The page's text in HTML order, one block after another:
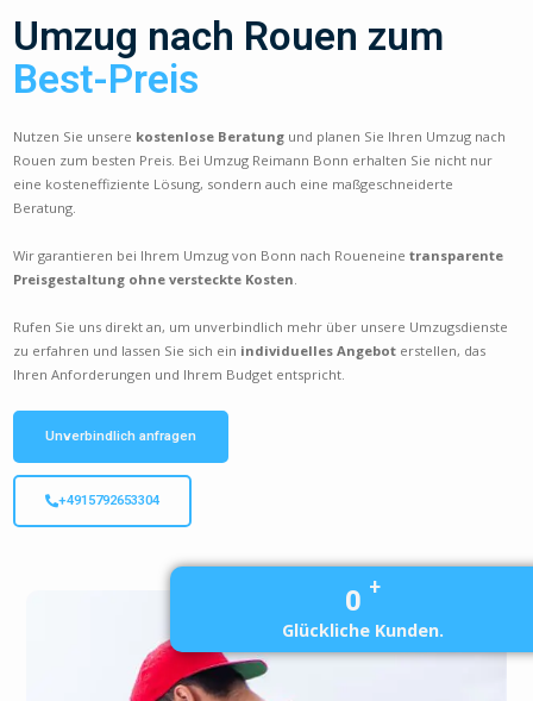
Umzug nach Rouen zum
Best-Preis
Nutzen Sie unsere kostenlose Beratung und planen Sie Ihren Umzug nach
Rouen zum besten Preis. Bei Umzug Reimann Bonn erhalten Sie nicht nur
eine kosteneffiziente Lösung, sondern auch eine maßgeschneiderte
Beratung.
Wir garantieren bei Ihrem Umzug von Bonn nach Roueneinetransparente
Preisgestaltung ohne versteckte Kosten
Rufen Sie uns direkt an, um unverbindlich mehr über unsere Umzugsdienste
zu erfahren und lassen Sie sich ein individuelles Angebot erstellen, das
Ihren Anforderungen und Ihrem Budget entspricht.
Unverbindlich anfragen
+4915792653304
0 +
Glückliche Kunden.